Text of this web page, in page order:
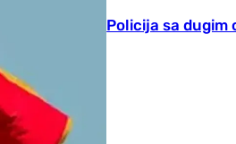
Policija sa dugim